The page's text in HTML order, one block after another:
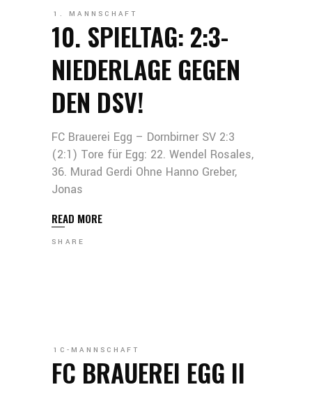
1. MANNSCHAFT
10. SPIELTAG: 2:3-
NIEDERLAGE GEGEN
DEN DSV!
FC Brauerei Egg – Dornbirner SV 2:3
(2:1) Tore für Egg: 22. Wendel Rosales,
36. Murad Gerdi Ohne Hanno Greber,
Jonas
READ MORE
SHARE
1C-MANNSCHAFT
FC BRAUEREI EGG II